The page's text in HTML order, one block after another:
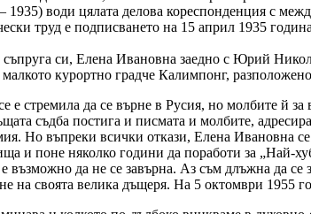
води цялата делова кореспонденция с
труд е подписването на 15 април 1935
си, Елена Ивановна заедно с Юрий
курортно градче Калимпонг,
е стремила да се върне в Русия, но молбите й
съдба постига и писмата и молбите,
Но въпреки всички откази, Елена Ивановна
и поне няколко години да поработи за „Най-
възможно да не се завърна. Аз съм длъжна да се
на своята велика дъщеря. На 5 октомври 1955